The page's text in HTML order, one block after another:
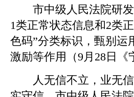
市中级人民法院研发
1类正常状态信息和2类
色码”分类标识，甄别运
激励等作用（9月28日《
人无信不立，业无信